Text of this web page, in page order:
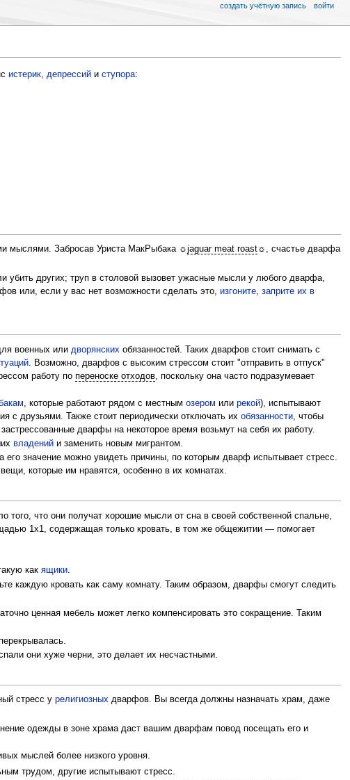
истерик, депрессийи ступора:
мыслями. Забросав Уриста МакРыбака ☼jaguar meat roast☼, счастье дварфа
убить других; труп в столовой вызовет ужасные мысли у любого дварфа,
или, если у вас нет возможности сделать это, изгоните, заприте их в
военных или дворянских обязанностей. Таких дварфов стоит снимать с
. Возможно, дварфов с высоким стрессом стоит "отправить в отпуск"
работу по переноске отходов, поскольку она часто подразумевает
, которые работают рядом с местным озером или рекой), испытывают
с друзьями. Также стоит периодически отключать их обязанности, чтобы
дварфы на некоторое время возьмут на себя их работу.
владенийи заменить новым мигрантом.
значение можно увидеть причины, по которым дварф испытывает стресс.
которые им нравятся, особенно в их комнатах.
того, что они получат хорошие мысли от сна в своей собственной спальне,
1x1, содержащая только кровать, в том же общежитии — помогает
​​как ящики.
каждую кровать как саму комнату. Таким образом, дварфы смогут следить
ценная мебель может легко компенсировать это сокращение. Таким
они хуже черни, это делает их несчастными.
стресс у религиозныхдварфов. Вы всегда должны назначать храм, даже
одежды в зоне храма даст вашим дварфам повод посещать его и
мыслей более низкого уровня.
трудом, другие испытывают стресс.
создать учётную запись войти